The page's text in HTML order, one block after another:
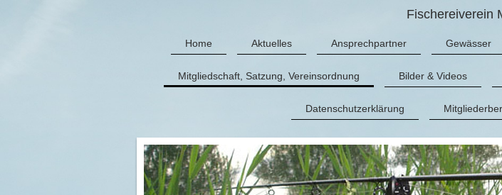
Fischereiverein
Home Aktuelles Ansprechpartner Gewässer
Mitgliedschaft, Satzung, Vereinsordnung Bilder & Videos
Datenschutzerklärung